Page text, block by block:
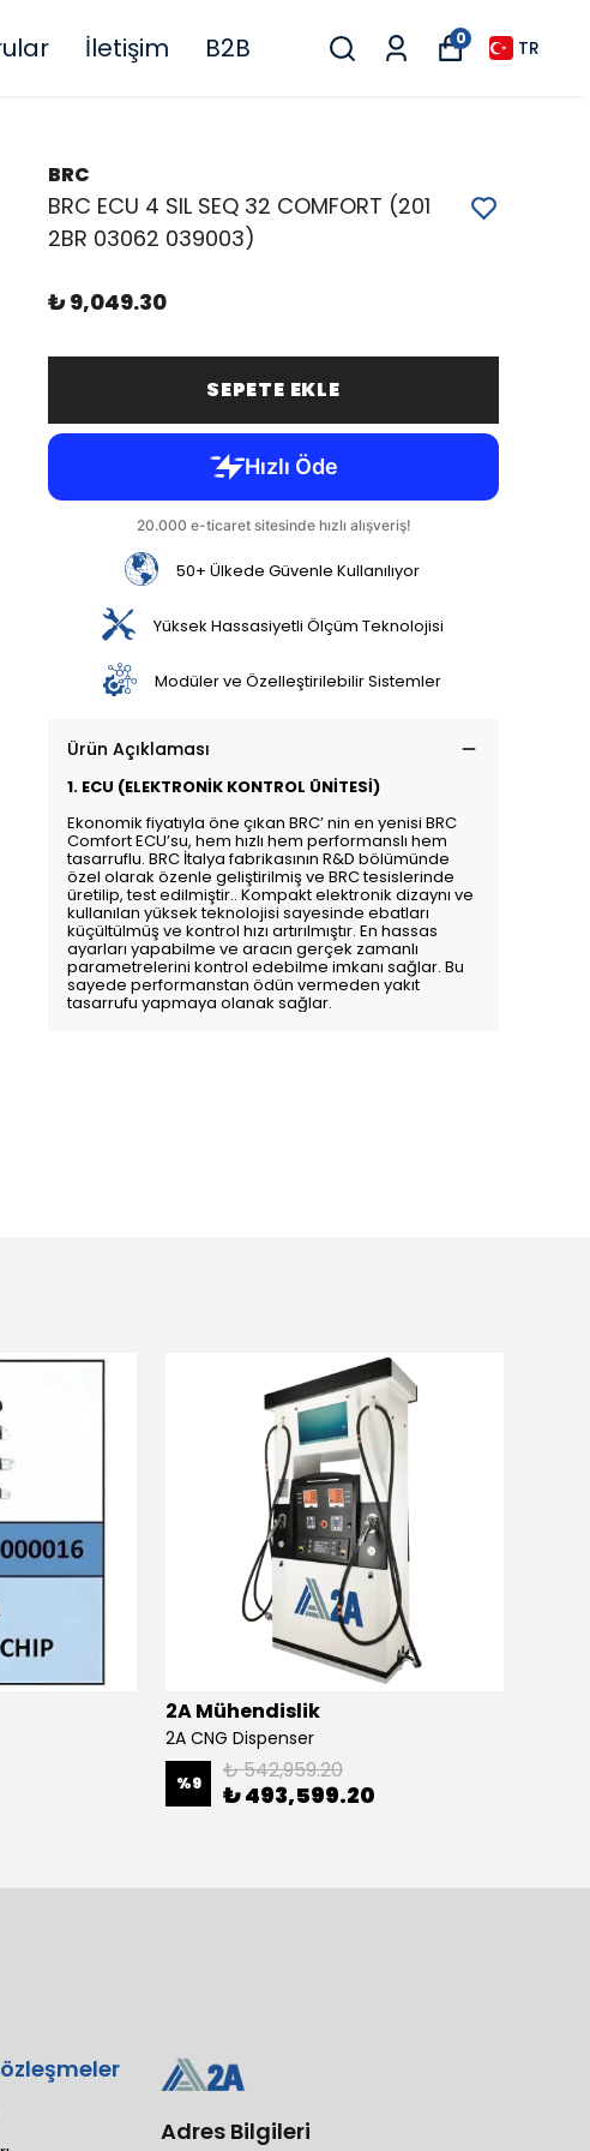
İletişim B2B 0 TR
BRC
BRC ECU 4 SIL SEQ 32 COMFORT (201
2BR 03062 039003)
₺ 9,049.30
SEPETE EKLE
50+ Ülkede Güvenle Kullanılıyor
Yüksek Hassasiyetli Ölçüm Teknolojisi
Modüler ve Özelleştirilebilir Sistemler
Ürün Açıklaması
1. ECU (ELEKTRONİK KONTROL ÜNİTESİ)
Ekonomik fiyatıyla öne çıkan BRC’ nin en yenisi BRC
Comfort ECU’su, hem hızlı hem performanslı hem
tasarruflu. BRC İtalya fabrikasının R&D bölümünde
özel olarak özenle geliştirilmiş ve BRC tesislerinde
üretilip, test edilmiştir.. Kompakt elektronik dizaynı ve
kullanılan yüksek teknolojisi sayesinde ebatları
küçültülmüş ve kontrol hızı artırılmıştır. En hassas
ayarları yapabilme ve aracın gerçek zamanlı
parametrelerini kontrol edebilme imkanı sağlar. Bu
sayede performanstan ödün vermeden yakıt
tasarrufu yapmaya olanak sağlar.
2A Mühendislik
2A CNG Dispenser
%9 ₺ 542,959.20
₺ 493,599.20
Adres Bilgileri